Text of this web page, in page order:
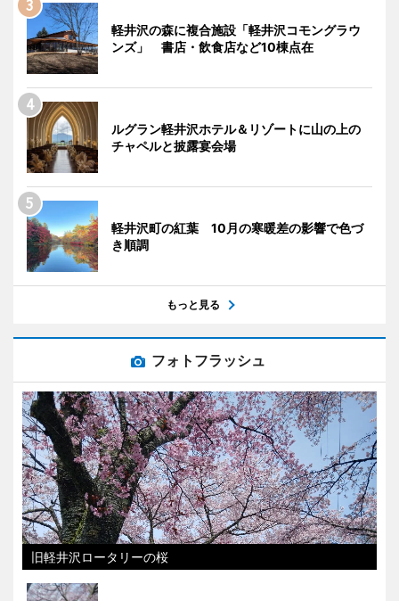
軽井沢の森に複合施設「軽井沢コモングラウ
ンズ」 書店・飲食店など10棟点在
ルグラン軽井沢ホテル＆リゾートに山の上の
チャペルと披露宴会場
軽井沢町の紅葉 10月の寒暖差の影響で色づ
き順調
もっと見る
フォトフラッシュ
旧軽井沢ロータリーの桜